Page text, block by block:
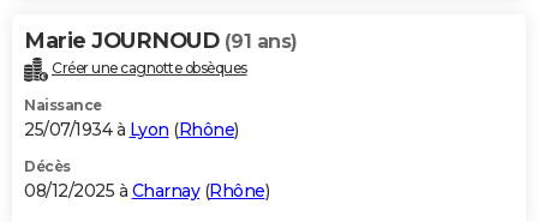
Carte de Noël
Carte Bonne année
Carte Saint-Valentin
Carte Pâques
Carte d'anniversaire
DICTIONNAIRE
Dictionnaire
Biographies
Citations
Expressions
Proverbes
PROGRAMME TV
S'inscrire
Se connecter
Lycées
Collèges
Primaires
Universités
Entreprises
Service militaire
Avis de recherche
AVIS DE DÉCÈS
Marie JOURNOUD (91 ans)
Créer une cagnotte obsèques
Naissance
25/07/1934 à Lyon (Rhône)
Décès
08/12/2025 à Charnay(Rhône)